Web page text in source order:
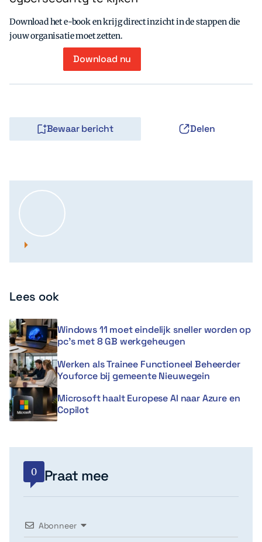
Download het e-book en krijg direct inzicht in de stappen die
jouw organisatie moet zetten.
Download nu
Bewaar bericht Delen
Lees ook
Windows 11 moet eindelijk sneller worden op
pc’s met 8 GB werkgeheugen
Werken als Trainee Functioneel Beheerder
Youforce bij gemeente Nieuwegein
Microsoft haalt Europese AI naar Azure en
Copilot
0 Praat mee
Abonneer